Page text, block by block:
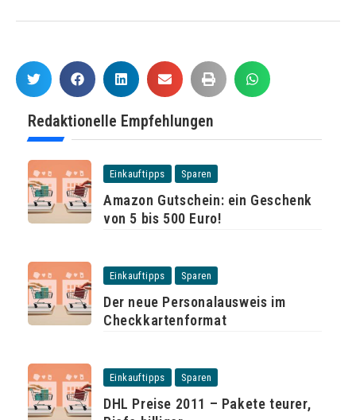
Redaktionelle Empfehlungen
Einkauftipps Sparen
Amazon Gutschein: ein Geschenk
von 5 bis 500 Euro!
Einkauftipps Sparen
Der neue Personalausweis im
Checkkartenformat
Einkauftipps Sparen
DHL Preise 2011 – Pakete teurer,